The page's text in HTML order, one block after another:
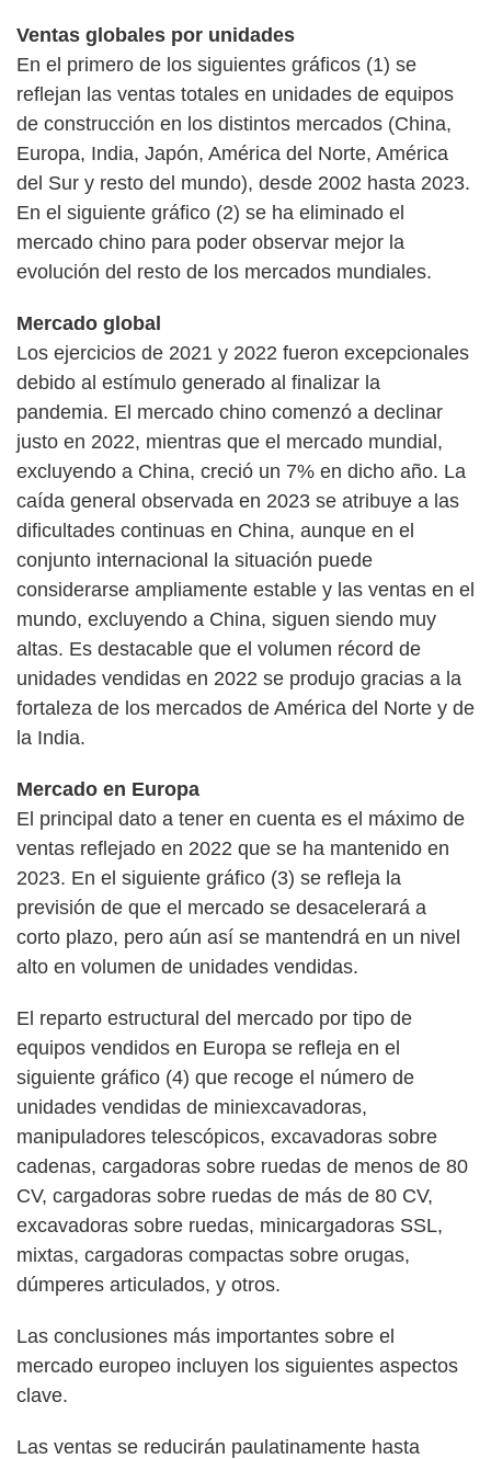
Ventas globales por unidades
En el primero de los siguientes gráficos (1) se
reflejan las ventas totales en unidades de equipos
de construcción en los distintos mercados (China,
Europa, India, Japón, América del Norte, América
del Sur y resto del mundo), desde 2002 hasta 2023.
En el siguiente gráfico (2) se ha eliminado el
mercado chino para poder observar mejor la
evolución del resto de los mercados mundiales.
Mercado global
Los ejercicios de 2021 y 2022 fueron excepcionales
debido al estímulo generado al finalizar la
pandemia. El mercado chino comenzó a declinar
justo en 2022, mientras que el mercado mundial,
excluyendo a China, creció un 7% en dicho año. La
caída general observada en 2023 se atribuye a las
dificultades continuas en China, aunque en el
conjunto internacional la situación puede
considerarse ampliamente estable y las ventas en el
mundo, excluyendo a China, siguen siendo muy
altas. Es destacable que el volumen récord de
unidades vendidas en 2022 se produjo gracias a la
fortaleza de los mercados de América del Norte y de
la India.
Mercado en Europa
El principal dato a tener en cuenta es el máximo de
ventas reflejado en 2022 que se ha mantenido en
2023. En el siguiente gráfico (3) se refleja la
previsión de que el mercado se desacelerará a
corto plazo, pero aún así se mantendrá en un nivel
alto en volumen de unidades vendidas.
El reparto estructural del mercado por tipo de
equipos vendidos en Europa se refleja en el
siguiente gráfico (4) que recoge el número de
unidades vendidas de miniexcavadoras,
manipuladores telescópicos, excavadoras sobre
cadenas, cargadoras sobre ruedas de menos de 80
CV, cargadoras sobre ruedas de más de 80 CV,
excavadoras sobre ruedas, minicargadoras SSL,
mixtas, cargadoras compactas sobre orugas,
dúmperes articulados, y otros.
Las conclusiones más importantes sobre el
mercado europeo incluyen los siguientes aspectos
clave.
Las ventas se reducirán paulatinamente hasta